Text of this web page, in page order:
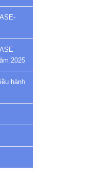
2025
hành